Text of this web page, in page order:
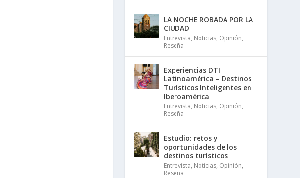
LA NOCHE ROBADA POR LA
CIUDAD
Entrevista, Noticias, Opinión,
Reseña
Experiencias DTI
Latinoamérica – Destinos
Turísticos Inteligentes en
Iberoamérica
Entrevista, Noticias, Opinión,
Reseña
Estudio: retos y
oportunidades de los
destinos turísticos
Entrevista, Noticias, Opinión,
Reseña